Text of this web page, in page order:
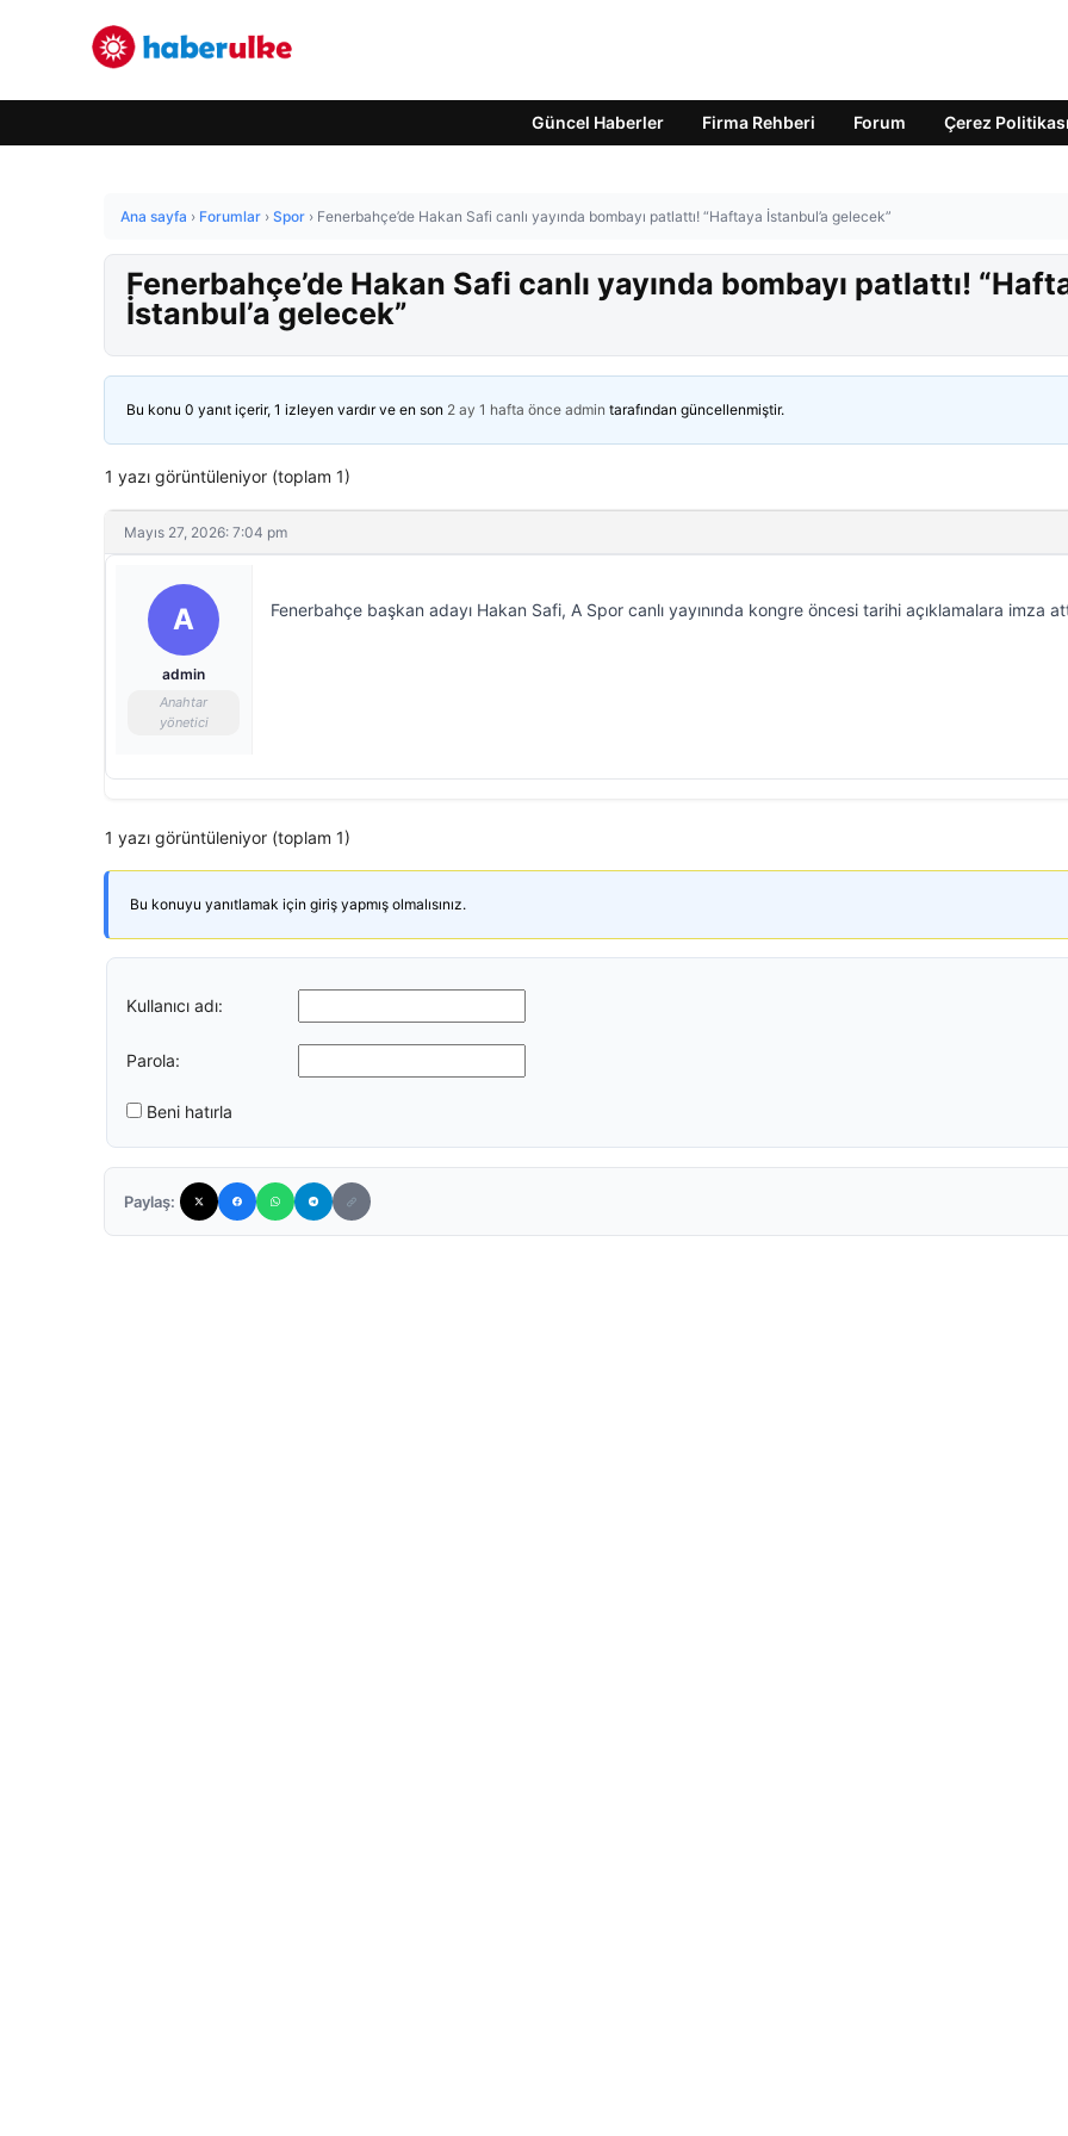
Güncel Haberler Firma Rehberi Forum Çerez Politikası
Ana sayfa › Forumlar › Spor › Fenerbahçe’de Hakan Safi canlı yayında bombayı patlattı! “Haftaya İstanbul’a gelecek”
Fenerbahçe’de Hakan Safi canlı yayında bombayı patlattı!
İstanbul’a gelecek”
Bu konu 0 yanıt içerir, 1 izleyen vardır ve en son 2 ay 1 hafta önce admin tarafından güncellenmiştir.
1 yazı görüntüleniyor (toplam 1)
Mayıs 27, 2026: 7:04 pm
A
admin
Anahtar
yönetici
Fenerbahçe başkan adayı Hakan Safi, A Spor canlı yayınında kongre öncesi tarihi açıklamalara imza
1 yazı görüntüleniyor (toplam 1)
Bu konuyu yanıtlamak için giriş yapmış olmalısınız.
Kullanıcı adı:
Parola:
Beni hatırla
Paylaş: